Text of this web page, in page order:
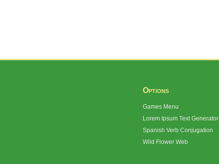
Options
Games Menu
Lorem Ipsum Text Generator
Spanish Verb Conjugation
Wild Flower Web